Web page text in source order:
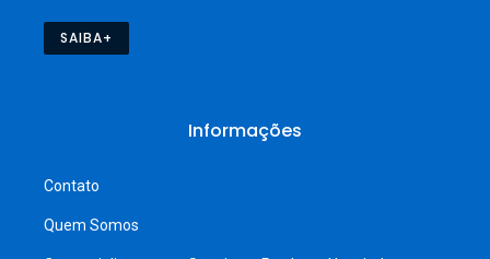
SAIBA+
Informações
Contato
Quem Somos